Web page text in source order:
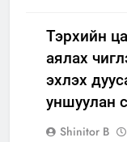
АЯЛАЛ
ЖУУЧЛАЛ
ОРЧИН
Тэрхийн
аялах
эхлэх
уншуулан
Shinitor B